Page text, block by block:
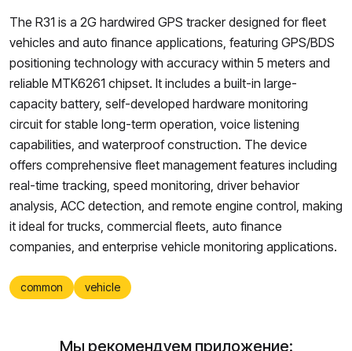
The R31 is a 2G hardwired GPS tracker designed for fleet
vehicles and auto finance applications, featuring GPS/BDS
positioning technology with accuracy within 5 meters and
reliable MTK6261 chipset. It includes a built-in large-
capacity battery, self-developed hardware monitoring
circuit for stable long-term operation, voice listening
capabilities, and waterproof construction. The device
offers comprehensive fleet management features including
real-time tracking, speed monitoring, driver behavior
analysis, ACC detection, and remote engine control, making
it ideal for trucks, commercial fleets, auto finance
companies, and enterprise vehicle monitoring applications.
common vehicle
Мы рекомендуем приложение: